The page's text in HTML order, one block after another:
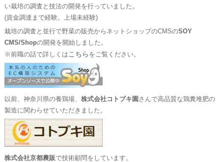
い栽培の調査と技法の開発を行っていました。
(資金調達まで経験。上場未経験)
栽培の調査と並行で野菜の販売からネットショップのCMSのSOY
CMS/Shopの開発を開始しました。
※前職の話で詳しくは こちら をご覧ください。
以前、神奈川県の養鶏場、 株式会社コトブキ園 さんで高品質な鶏糞堆肥の
製造に関わらせていただきました。
株式会社京都農販で技術顧問をしています。